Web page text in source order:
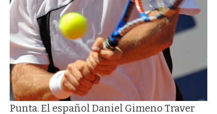
Punta. El español Daniel Gimeno Traver